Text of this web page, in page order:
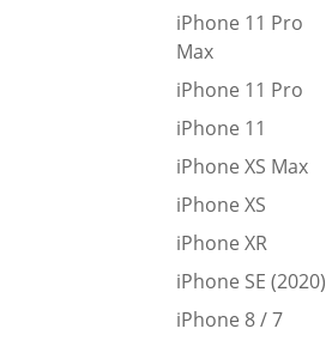
iPhone 11 Pro
Max
iPhone 11 Pro
iPhone 11
iPhone XS Max
iPhone XS
iPhone XR
iPhone SE (2020)
iPhone 8 / 7